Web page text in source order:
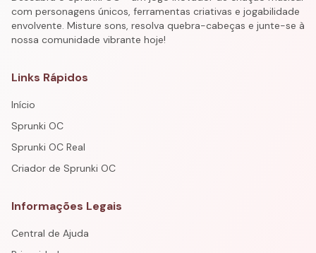
com personagens únicos, ferramentas criativas e jogabilidade
envolvente. Misture sons, resolva quebra-cabeças e junte-se à
nossa comunidade vibrante hoje!
Links Rápidos
Início
Sprunki OC
Sprunki OC Real
Criador de Sprunki OC
Informações Legais
Central de Ajuda